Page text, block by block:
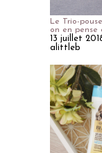
Le Trio-
on en pense
13 juillet
alittleb